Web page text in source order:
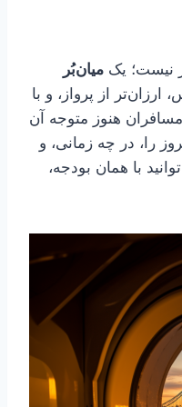
نیست؛ یک میان‌بُر
از پرواز، و با
هنوز متوجه آن
را، در چه زمانی، و
با همان بودجه،